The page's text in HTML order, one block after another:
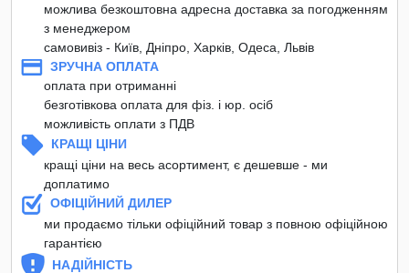
можлива безкоштовна адресна доставка за погодженням
з менеджером
самовивіз - Київ, Дніпро, Харків, Одеса, Львів
ЗРУЧНА ОПЛАТА
оплата при отриманні
безготівкова оплата для фіз. і юр. осіб
можливість оплати з ПДВ
КРАЩІ ЦІНИ
кращі ціни на весь асортимент, є дешевше - ми
доплатимо
ОФІЦІЙНИЙ ДИЛЕР
ми продаємо тільки офіційний товар з повною офіційною
гарантією
НАДІЙНІСТЬ